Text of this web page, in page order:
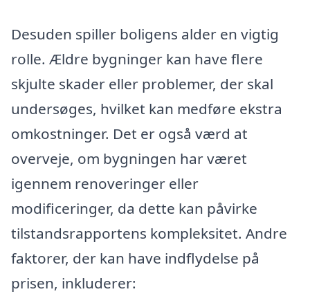
Desuden spiller boligens alder en vigtig
rolle. Ældre bygninger kan have flere
skjulte skader eller problemer, der skal
undersøges, hvilket kan medføre ekstra
omkostninger. Det er også værd at
overveje, om bygningen har været
igennem renoveringer eller
modificeringer, da dette kan påvirke
tilstandsrapportens kompleksitet. Andre
faktorer, der kan have indflydelse på
prisen, inkluderer: